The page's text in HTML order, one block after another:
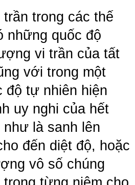
trong các thế
những quốc độ
vi trần của tất
với trong một
độ tự nhiên hiện
uy nghi của hết
là sanh lên
đến diệt độ, hoặc
vô số chúng